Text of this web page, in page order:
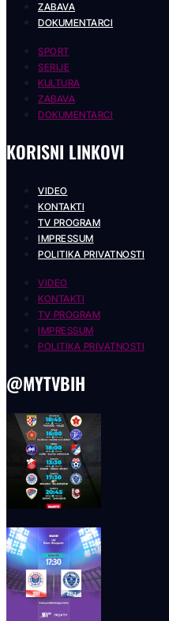
ZABAVA
DOKUMENTARCI
SPORT
SERIJE
KULTURA
ZABAVA
DOKUMENTARCI
KORISNI LINKOVI
VIDEO
KONTAKTI
TV PROGRAM
IMPRESSUM
POLITIKA PRIVATNOSTI
VIDEO
KONTAKTI
TV PROGRAM
IMPRESSUM
POLITIKA PRIVATNOSTI
@MYTVBIH